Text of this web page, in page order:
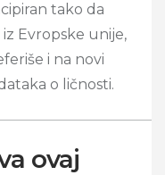
tako da
Evropske unije,
i na novi
o ličnosti.
ovaj